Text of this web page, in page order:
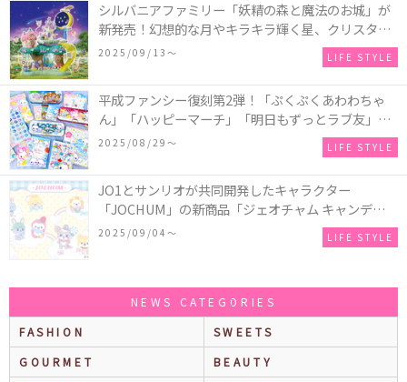
シルバニアファミリー「妖精の森と魔法のお城」が
新発売！幻想的な月やキラキラ輝く星、クリスタル
などの装飾がお城を彩る♡
2025/09/13〜 LIFE STYLE
平成ファンシー復刻第2弾！「ぷくぷくあわわちゃ
ん」「ハッピーマーチ」「明日もずっとラブ友」な
どの「カンペンケース」や「遊べるメモ帳」が発売
2025/08/29〜 LIFE STYLE
JO1とサンリオが共同開発したキャラクター
「JOCHUM」の新商品「ジェオチャム キャンディデ
ザインシリーズ」が発売！一部店舗限定で特別装飾
2025/09/04〜 LIFE STYLE
NEWS CATEGORIES
FASHION
SWEETS
GOURMET
BEAUTY